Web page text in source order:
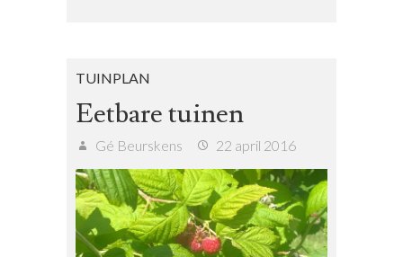
TUINPLAN
Eetbare tuinen
Gé Beurskens 22 april 2016